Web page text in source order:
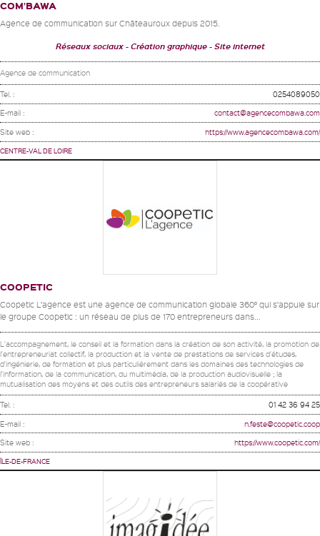
COM’BAWA
Agence de communication sur Châteauroux depuis 2015.
Réseaux sociaux Création graphique Site internet
Agence de communication
Tel. : 0254089050
E-mail : contact@agencecombawa.com
Site web : https://www.agencecombawa.com/
CENTRE-VAL DE LOIRE
COOPETIC
Coopetic L’agence est une agence de communication globale 360° qui s’appuie sur
le groupe Coopetic : un réseau de plus de 170 entrepreneurs dans...
L'accompagnement, le conseil et la formation dans la création de son activité, la promotion de
l'entrepreneuriat collectif, la production et la vente de prestations de services d'études,
d'ingénierie, de formation et plus particulièrement dans les domaines des technologies de
l'information, de la communication, du multimédia, de la production audiovisuelle ; la
mutualisation des moyens et des outils des entrepreneurs salariés de la coopérative
Tel. : 01 42 36 94 25
E-mail : n.feste@coopetic.coop
Site web : https://www.coopetic.com/
ÎLE-DE-FRANCE